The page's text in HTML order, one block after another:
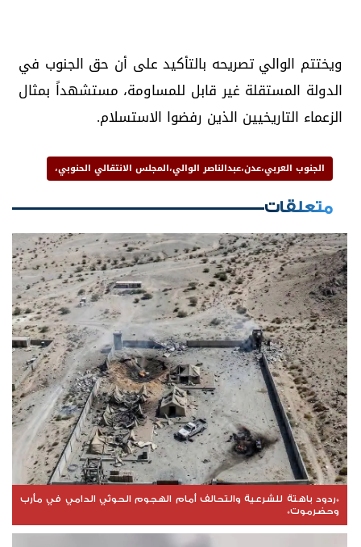
ويختتم الوالي تصريحه بالتأكيد على أن حق الجنوب في
الدولة المستقلة غير قابل للمساومة، مستشهداً بمثال
الزعماء التاريخيين الذين رفضوا الاستسلام.
الجنوب العربي،عدن،عبدالناصر الوالي،المجلس الانتقالي الحنوبي،
متعلقات
*ردود باهتة للشرعية والتحالف أمام الهجوم الحوثي الدامي في مأرب
وحضرموت*